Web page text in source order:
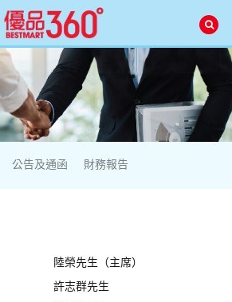
公告及通函 財務報告
陸榮先生（主席）
許志群先生